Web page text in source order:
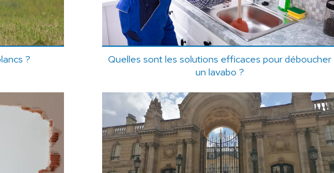
?
Quelles sont les solutions efficaces pour déboucher
un lavabo ?